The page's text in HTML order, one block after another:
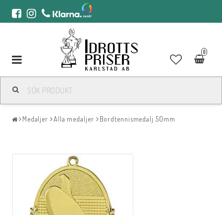
0
Toggle
navigation
Medaljer Alla medaljer Bordtennismedalj 50mm